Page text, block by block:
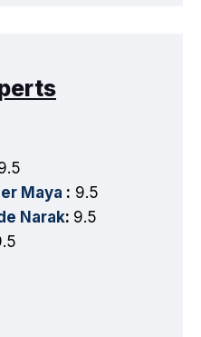
Maya : 9.5
Narak: 9.5